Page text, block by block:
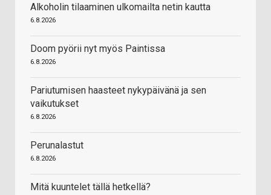
Alkoholin tilaaminen ulkomailta netin kautta
6.8.2026
Doom pyörii nyt myös Paintissa
6.8.2026
Pariutumisen haasteet nykypäivänä ja sen
vaikutukset
6.8.2026
Perunalastut
6.8.2026
Mitä kuuntelet tällä hetkellä?